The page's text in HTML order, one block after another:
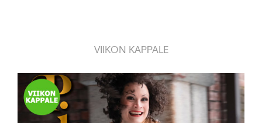
VIIKON KAPPALE